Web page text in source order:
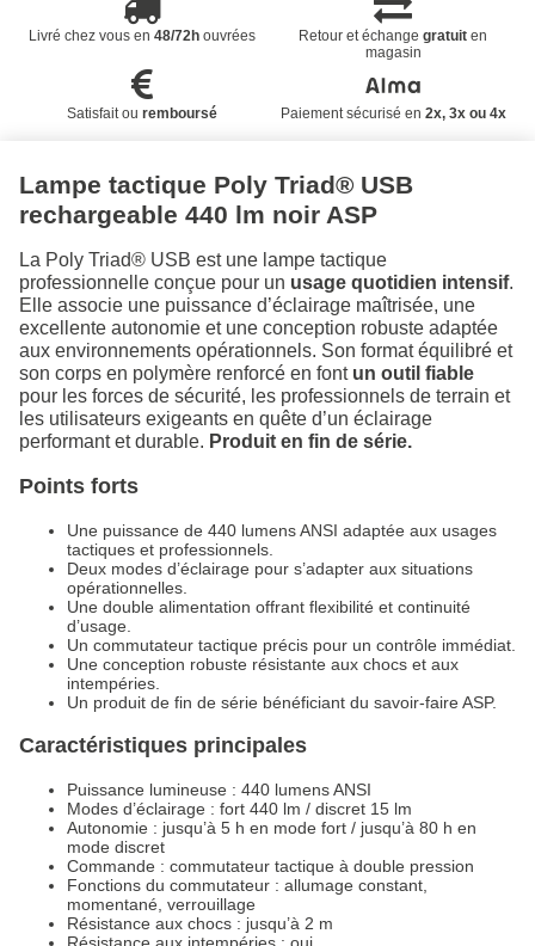
Livré chez vous en 48/72houvrées Retour et échangegratuit en
magasin
Satisfait ou remboursé Paiement sécurisé en 2x, 3x ou 4x
Lampe tactique Poly Triad® USB
rechargeable 440 lm noir ASP
La Poly Triad® USB est une lampe tactique
professionnelle conçue pour un usage quotidien intensif.
Elle associe une puissance d’éclairage maîtrisée, une
excellente autonomie et une conception robuste adaptée
aux environnements opérationnels. Son format équilibré et
son corps en polymère renforcé en font un outil fiable
pour les forces de sécurité, les professionnels de terrain et
les utilisateurs exigeants en quête d’un éclairage
performant et durable. Produit en fin de série.
Points forts
Une puissance de 440 lumens ANSI adaptée aux usages
tactiques et professionnels.
Deux modes d’éclairage pour s’adapter aux situations
opérationnelles.
Une double alimentation offrant flexibilité et continuité
d’usage.
Un commutateur tactique précis pour un contrôle immédiat.
Une conception robuste résistante aux chocs et aux
intempéries.
Un produit de fin de série bénéficiant du savoir-faire ASP.
Caractéristiques principales
Puissance lumineuse : 440 lumens ANSI
Modes d’éclairage : fort 440 lm / discret 15 lm
Autonomie : jusqu’à 5 h en mode fort / jusqu’à 80 h en
mode discret
Commande : commutateur tactique à double pression
Fonctions du commutateur : allumage constant,
momentané, verrouillage
Résistance aux chocs : jusqu’à 2 m
Résistance aux intempéries : oui